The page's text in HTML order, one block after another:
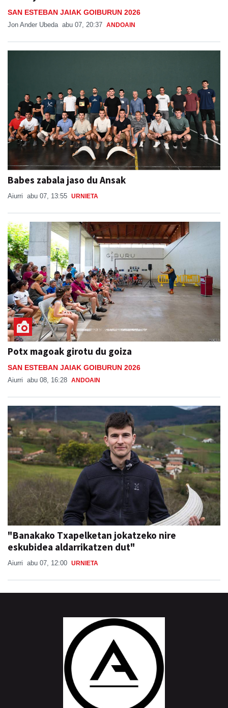
SAN ESTEBAN JAIAK GOIBURUN 2026
Jon Ander Ubeda abu 07, 20:37 ANDOAIN
Babes zabala jaso du Ansak
Aiurri abu 07, 13:55 URNIETA
Potx magoak girotu du goiza
SAN ESTEBAN JAIAK GOIBURUN 2026
Aiurri abu 08, 16:28 ANDOAIN
"Banakako Txapelketan jokatzeko nire
eskubidea aldarrikatzen dut"
Aiurri abu 07, 12:00 URNIETA